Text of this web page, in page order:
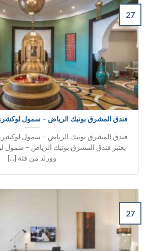
فندق المشرق بوتيك الرياض – سمول
فندق المشرق بوتيك الرياض – سمول
يعتبر فندق المشرق بوتيك الرياض – سمول
وورلد من فئة [...]
27
27